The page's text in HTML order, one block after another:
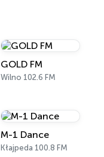
GOLD FM
Wilno 102.6 FM
M-1 Dance
Kłajpeda 100.8 FM